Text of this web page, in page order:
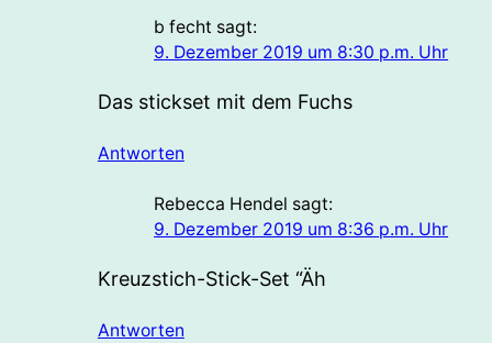
b fecht sagt:
9. Dezember 2019 um 8:30 p.m. Uhr
Das stickset mit dem Fuchs
Antworten
Rebecca Hendel sagt:
9. Dezember 2019 um 8:36 p.m. Uhr
Kreuzstich-Stick-Set “Äh
Antworten